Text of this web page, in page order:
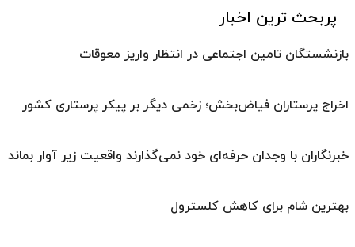
پربحث ترین اخبار
بازنشستگان تامین اجتماعی در انتظار واریز معوقات
اخراج پرستاران فیاض‌بخش؛ زخمی دیگر بر پیکر پرستاری کشور
خبرنگاران با وجدان حرفه‌ای خود نمی‌گذارند واقعیت زیر آوار بماند
بهترین شام برای کاهش کلسترول